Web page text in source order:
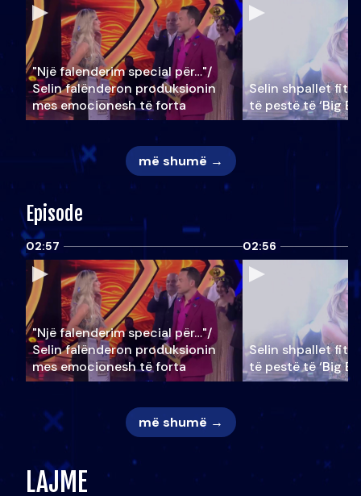
"Një falenderim special për…"/
Selin falënderon produksionin
mes emocionesh të forta
Selin shpallet
të pestë të ‘Big
më shumë →
Episode
02:57
"Një falenderim special për…"/
Selin falënderon produksionin
mes emocionesh të forta
02:56
Selin shpallet
të pestë të ‘Big
më shumë →
LAJME